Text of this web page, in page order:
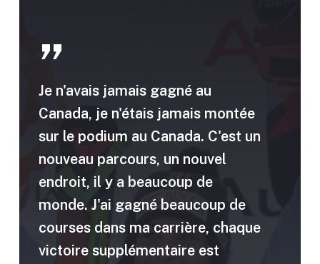
”
Je n'avais jamais gagné au
Canada, je n'étais jamais montée
sur le podium au Canada. C'est un
nouveau parcours, un nouvel
endroit, il y a beaucoup de
monde. J'ai gagné beaucoup de
courses dans ma carrière, chaque
victoire supplémentaire est